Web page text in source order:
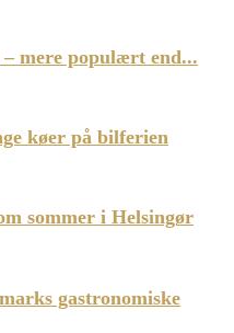
mere populært end...
køer på bilferien
sommer i Helsingør
gastronomiske